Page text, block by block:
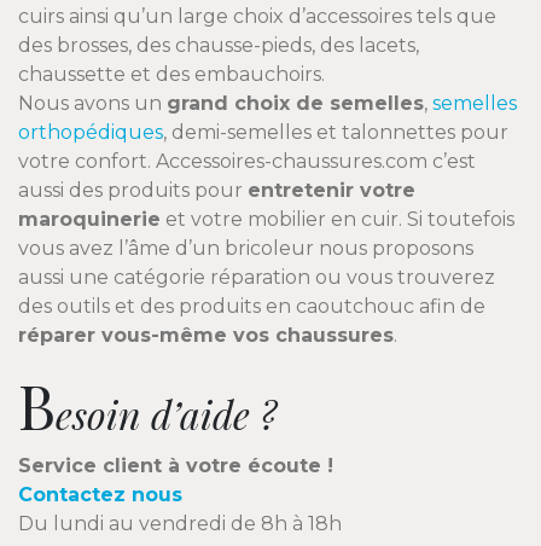
cuirs ainsi qu’un large choix d’accessoires tels que
des brosses, des chausse-pieds, des lacets,
chaussette et des embauchoirs.
Nous avons un grand choix de semelles, semelles
orthopédiques, demi-semelles et talonnettes pour
votre confort. Accessoires-chaussures.com c’est
aussi des produits pour entretenir votre
maroquinerie et votre mobilier en cuir. Si toutefois
vous avez l’âme d’un bricoleur nous proposons
aussi une catégorie réparation ou vous trouverez
des outils et des produits en caoutchouc afin de
réparer vous-même vos chaussures.
Besoin d’aide ?
Service client à votre écoute !
Contactez nous
Du lundi au vendredi de 8h à 18h